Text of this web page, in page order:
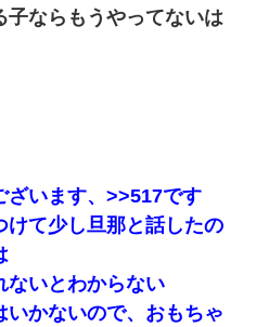
ならもうやってないは
ざいます、>>517です
けて少し旦那と話したの
ないとわからない
いかないので、おもちゃ